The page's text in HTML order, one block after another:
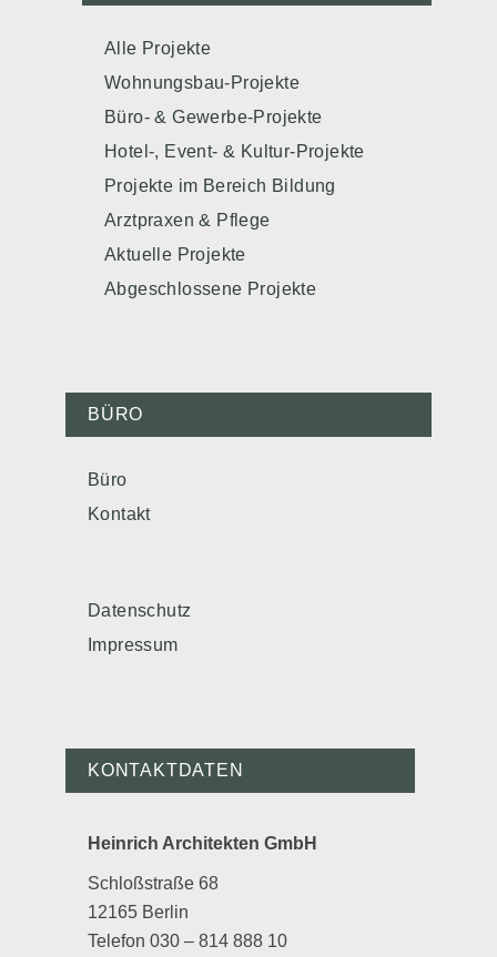
Alle Projekte
Wohnungsbau-Projekte
Büro- & Gewerbe-Projekte
Hotel-, Event- & Kultur-Projekte
Projekte im Bereich Bildung
Arztpraxen & Pflege
Aktuelle Projekte
Abgeschlossene Projekte
BÜRO
Büro
Kontakt
Datenschutz
Impressum
KONTAKTDATEN
Heinrich Architekten GmbH
Schloßstraße 68
12165 Berlin
Telefon 030 – 814 888 10